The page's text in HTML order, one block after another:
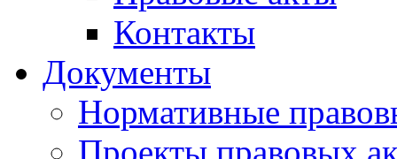
Контакты
Документы
Нормативные
Проекты правовых